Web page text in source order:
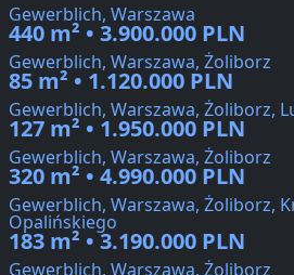
Gewerblich, Warszawa
440 m² • 3.900.000 PLN
Gewerblich, Warszawa, Żoliborz
85 m² • 1.120.000 PLN
Gewerblich, Warszawa, Żoliborz,
127 m² • 1.950.000 PLN
Gewerblich, Warszawa, Żoliborz
320 m² • 4.990.000 PLN
Gewerblich, Warszawa, Żoliborz,
Opalińskiego
183 m² • 3.190.000 PLN
Gewerblich, Warszawa, Żoliborz